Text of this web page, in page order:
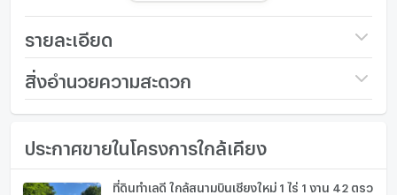
🔥 ขายเพียง 1,200,000 บาท
📍 สถานที่ใกล้เคียง
🛍️ 8 นาที ถึง บิ๊กซี แม่เหียะ
🛒 10 นาที ถึง แม็คโคร หางดง
✈️ 18 นาที ถึง ท่าอากาศยานนานาชาติเชียงใหม่
📍 พิกัด
https://maps.app.goo.gl/sMX4j1QxmafbZgT2A
รายละเอียด
ราคา โทรสอบถาม
กว้าง (เมตร)
ลึก (เมตร) - เมตร
สิ่งอำนวยความสะดวก
เฟอร์นิเจอร์
โทรศัพท์บ้าน
เครื่องปรับอากาศ
ประกาศขายในโครงการใกล้เคียง
ที่ดินทำเลดี ใกล้สนามบินเชียงใหม่ 1 ไร่ 1 งาน 42 ตรว